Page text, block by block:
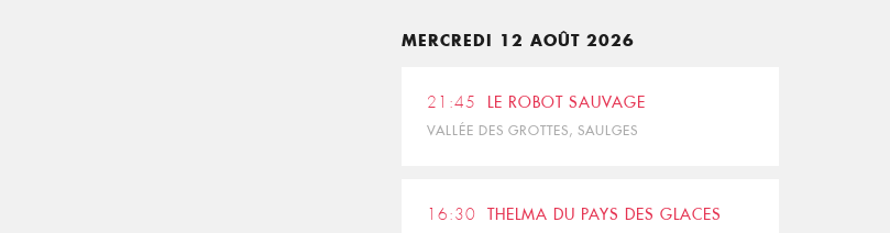
MERCREDI 12 AOÛT 2026
21:45 LE ROBOT SAUVAGE
VALLÉE DES GROTTES, SAULGES
16:30 THELMA DU PAYS DES GLACES